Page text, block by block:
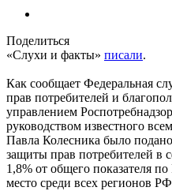
Поделиться
«Слухи и факты» писали.
Как сообщает Федеральная
прав потребителей и
управлением
руководством известного
Павла Колесника было
защиты прав потребителей в
1,8% от общего показателя
место среди всех регионов